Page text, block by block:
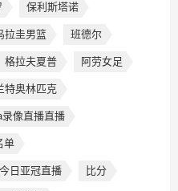
保利斯塔诺
拉圭男篮 班德尔
格拉夫夏普 阿劳女足
特奥林匹克
录像直播直播
单
今日亚冠直播 比分